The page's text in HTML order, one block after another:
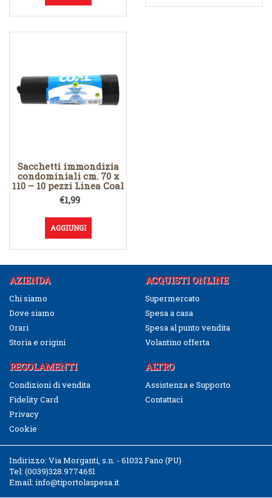
Sacchetti immondizia
condominiali cm. 70 x
110 – 10 pezzi Linea Coal
€1,99
AGGIUNGI
AZIENDA
Chi siamo
Dove siamo
Orari
Storia e origini
ACQUISTI ONLINE
Supermercato
Spesa a casa
Spesa al punto vendita
Volantino offerta
REGOLAMENTI
Condizioni di vendita
Fidelity Card
Privacy
Cookie
ALTRO
Assistenza e Supporto
Contattaci
Indirizzo: Via Morganti, s.n. - 61032 Fano (PU)
Tel: (0039)328.9774651
Email: info@tiportolaspesa.it